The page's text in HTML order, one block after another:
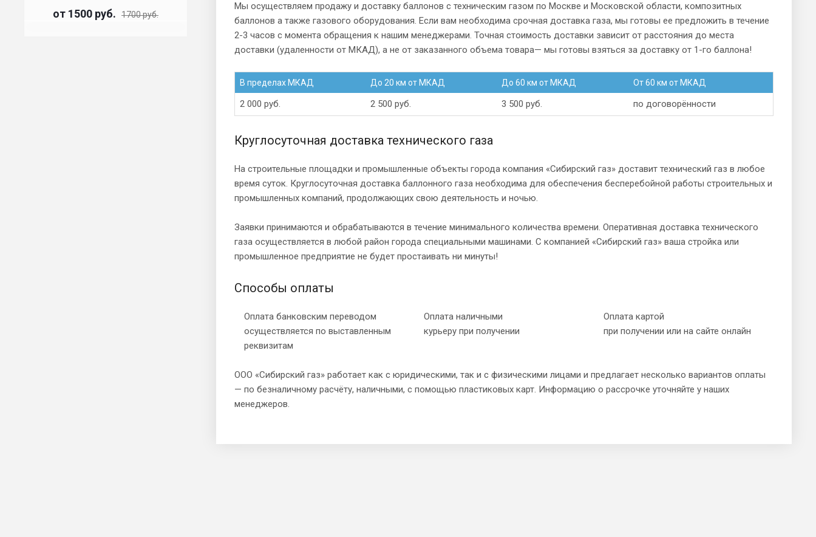
Мы осуществляем продажу и доставку баллонов с техническим газом по Москве и Московской области, композитных
баллонов а также газового оборудования. Если вам необходима срочная доставка газа, мы готовы ее предложить в течение
2-3 часов с момента обращения к нашим менеджерами. Точная стоимость доставки зависит от расстояния до места
доставки (удаленности от МКАД), а не от заказанного объема товара— мы готовы взяться за доставку от 1-го баллона!
В пределах МКАД До 20 км от МКАД До 60 км от МКАД От 60 км от МКАД
2 000 руб. 2 500 руб. 3 500 руб. по договорённости
Круглосуточная доставка технического газа
На строительные площадки и промышленные объекты города компания «Сибирский газ» доставит технический газ в любое
время суток. Круглосуточная доставка баллонного газа необходима для обеспечения бесперебойной работы строительных и
промышленных компаний, продолжающих свою деятельность и ночью.
Заявки принимаются и обрабатываются в течение минимального количества времени. Оперативная доставка технического
газа осуществляется в любой район города специальными машинами. С компанией «Сибирский газ» ваша стройка или
промышленное предприятие не будет простаивать ни минуты!
Способы оплаты
Оплата банковским переводом
осуществляется по выставленным
реквизитам
Оплата наличными
курьеру при получении
Оплата картой
при получении или на сайте онлайн
ООО «Сибирский газ» работает как с юридическими, так и с физическими лицами и предлагает несколько вариантов оплаты
— по безналичному расчёту, наличными, с помощью пластиковых карт. Информацию о рассрочке уточняйте у наших
менеджеров.
от 1500 руб. 1700 руб.